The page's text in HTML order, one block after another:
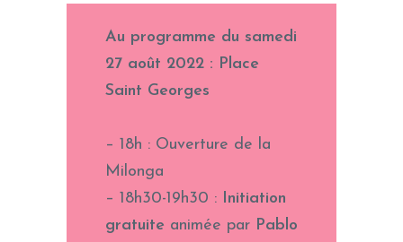
Au programme du samedi
27 août 2022 : Place
Saint Georges
– 18h : Ouverture de la
Milonga
– 18h30-19h30 :Initiation
gratuite animée par Pablo